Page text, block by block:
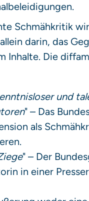
Schmähkritik
darin, das
Inhalte. Die
und
" – Das
als
" – Der
in einer